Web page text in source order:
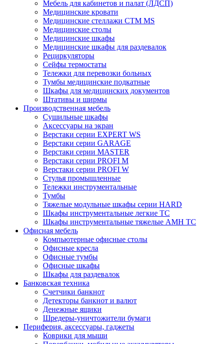
Мебель для кабинетов и палат (ЛДСП)
Медицинские кровати
Медицинские стеллажи CTM MS
Медицинские столы
Медицинские шкафы
Медицинские шкафы для раздевалок
Рециркуляторы
Сейфы термостаты
Тележки для перевозки больных
Тумбы медицинские подкатные
Шкафы для медицинских документов
Штативы и ширмы
Производственная мебель
Cушильные шкафы
Аксессуары на экран
Верстаки серии EXPERT WS
Верстаки серии GARAGE
Верстаки серии MASTER
Верстаки серии PROFI M
Верстаки серии PROFI W
Стулья промышленные
Тележки инструментальные
Тумбы
Тяжелые модульные шкафы серии HARD
Шкафы инструментальные легкие ТС
Шкафы инструментальные тяжелые AMH TC
Офисная мебель
Компьютерные офисные столы
Офисные кресла
Офисные тумбы
Офисные шкафы
Шкафы для раздевалок
Банковская техника
Счетчики банкнот
Детекторы банкнот и валют
Денежные ящики
Шредеры-уничтожители бумаги
Периферия, аксессуары, гаджеты
Коврики для мыши